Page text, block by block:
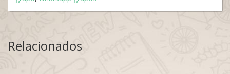
Relacionados